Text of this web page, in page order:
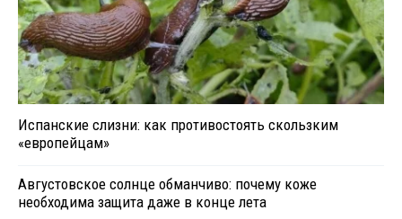
Испанские слизни: как противостоять скользким
«европейцам»
Августовское солнце обманчиво: почему коже
необходима защита даже в конце лета